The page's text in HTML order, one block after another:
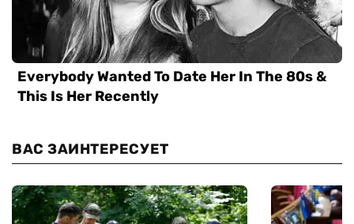
ВАС ЗАИНТЕРЕСУЕТ